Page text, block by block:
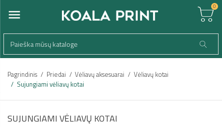
0
Pagrindinis Priedai Vėliavų aksesuarai
Vėliavų kotai
Sujungiami vėliavų kotai
SUJUNGIAMI VĖLIAVŲ KOTAI